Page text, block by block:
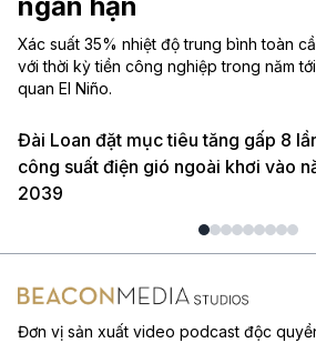
Xác suất 35% nhiệt độ trung bình toàn
với thời kỳ tiền công nghiệp trong năm
quan El Niño.
Đài Loan đặt mục tiêu tăng gấp 8
công suất điện gió ngoài khơi vào
2039
Đơn vị sản xuất video podcast độc